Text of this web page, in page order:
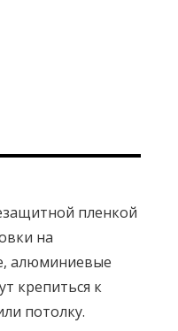
пленкой
на
алюминиевые
крепиться к
потолку.